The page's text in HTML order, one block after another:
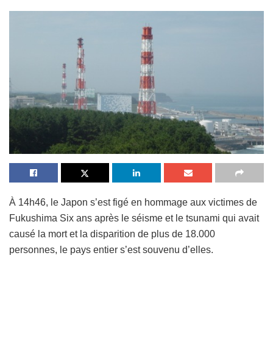
À 14h46, le Japon s’est figé en hommage aux victimes de
Fukushima Six ans après le séisme et le tsunami qui avait
causé la mort et la disparition de plus de 18.000
personnes, le pays entier s’est souvenu d’elles.